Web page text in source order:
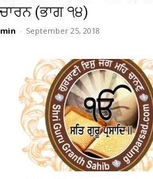
(ਭਾਗ ੧੪)
- September 25, 2018